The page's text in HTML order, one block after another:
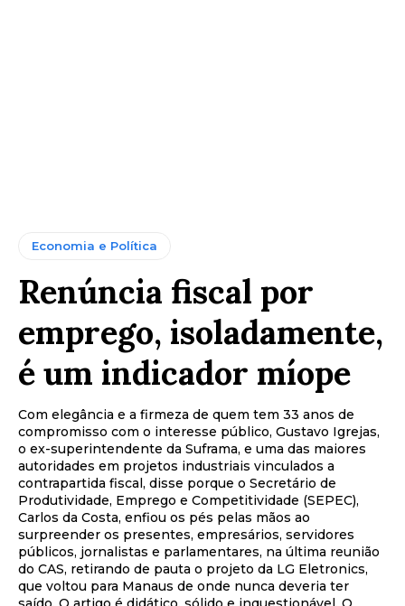
Economia e Política
Renúncia fiscal por
emprego, isoladamente,
é um indicador míope
Com elegância e a firmeza de quem tem 33 anos de
compromisso com o interesse público, Gustavo Igrejas,
o ex-superintendente da Suframa, e uma das maiores
autoridades em projetos industriais vinculados a
contrapartida fiscal, disse porque o Secretário de
Produtividade, Emprego e Competitividade (SEPEC),
Carlos da Costa, enfiou os pés pelas mãos ao
surpreender os presentes, empresários, servidores
públicos, jornalistas e parlamentares, na última reunião
do CAS, retirando de pauta o projeto da LG Eletronics,
que voltou para Manaus de onde nunca deveria ter